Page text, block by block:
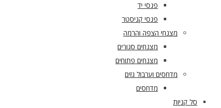
פנסי יד
פנסי קניסטר
מצנחי הצפה והרמה
מצנחים סגורים
מצנחים פתוחים
מדחסים וערבול גזים
מדחסים
סל קניות